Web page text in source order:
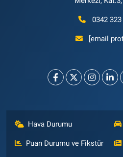
0342
[email
Hava Durumu
Puan Durumu ve Fikstür